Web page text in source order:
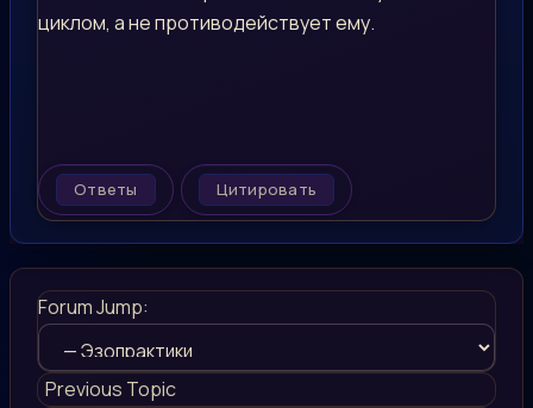
циклом, а не противодействует ему.
Ответы Цитировать
Forum Jump:
Previous Topic